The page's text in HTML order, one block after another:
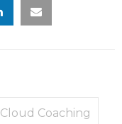
Cloud Coaching